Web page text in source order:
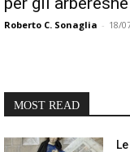
Roberto C. Sonaglia - 18/
MOST READ